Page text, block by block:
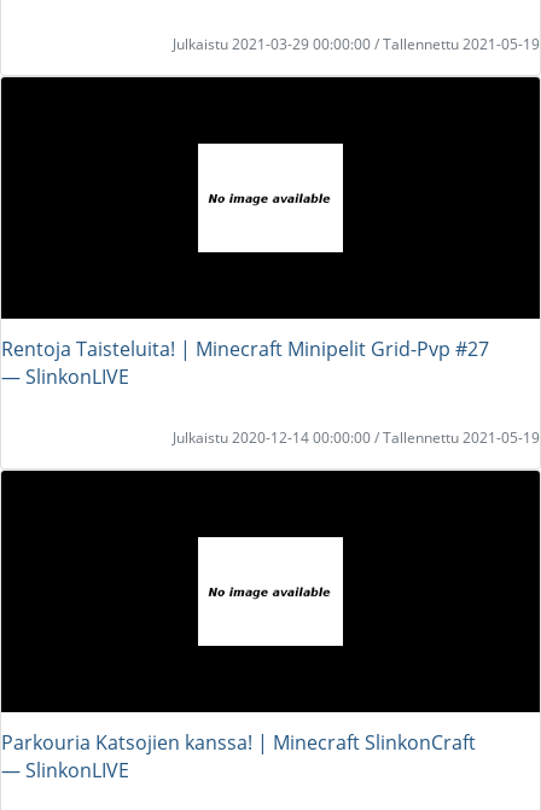
Julkaistu 2021-03-29 00:00:00 / Tallennettu 2021-05-19
Rentoja Taisteluita! | Minecraft Minipelit Grid-Pvp #27
― SlinkonLIVE
Julkaistu 2020-12-14 00:00:00 / Tallennettu 2021-05-19
Parkouria Katsojien kanssa! | Minecraft SlinkonCraft
― SlinkonLIVE